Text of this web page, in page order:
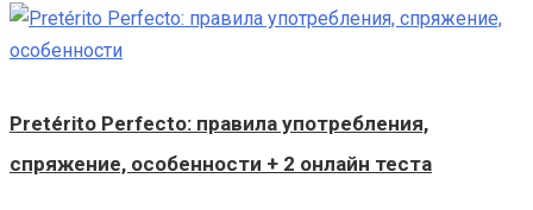
Pretérito Perfecto: правила употребления,
спряжение, особенности + 2 онлайн теста